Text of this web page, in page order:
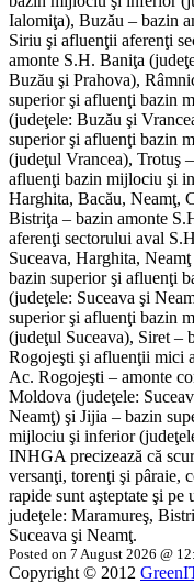
Ialomiţa), Buzău – bazin
Siriu şi afluenţii aferenţi
amonte S.H. Baniţa
Buzău şi Prahova),
superior şi afluenţi bazin
(judeţele: Buzău şi
superior şi afluenţi bazin
(judeţul Vrancea), Trotuş
afluenţi bazin mijlociu şi
Harghita, Bacău, Neamţ,
Bistriţa – bazin amonte
aferenţi sectorului aval
Suceava, Harghita,
bazin superior şi afluenţi
(judeţele: Suceava şi
superior şi afluenţi bazin
(judeţul Suceava), Siret –
Rogojeşti şi afluenţii mici
Ac. Rogojeşti – amonte
Moldova (judeţele:
Neamţ) şi Jijia – bazin
mijlociu şi inferior
INHGA precizează că
versanţi, torenţi şi pâraie,
rapide sunt aşteptate şi
judeţele: Maramureş,
Suceava şi Neamţ.
Posted on 7 August 2026 @
Copyright © 2012